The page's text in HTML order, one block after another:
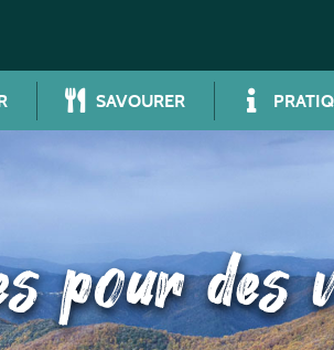
SAVOURER
pour des